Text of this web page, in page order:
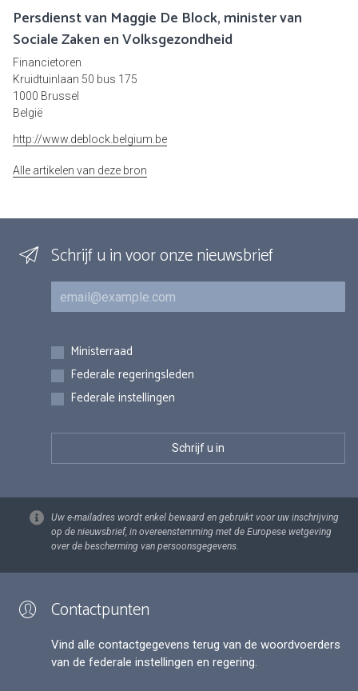
Persdienst van Maggie De Block, minister van
Sociale Zaken en Volksgezondheid
Financietoren
Kruidtuinlaan 50 bus 175
1000 Brussel
België
http://www.deblock.belgium.be
Alle artikelen van deze bron
Schrijf u in voor onze nieuwsbrief
E-mail
Inschrijvingen
Ministerraad
Federale regeringsleden
Federale instellingen
Uw e-mailadres wordt enkel bewaard en gebruikt voor uw inschrijving
op de nieuwsbrief, in overeenstemming met de Europese wetgeving
over de bescherming van persoonsgegevens.
Contactpunten
Vind alle contactgegevens terug van de woordvoerders
van de federale instellingen en regering.